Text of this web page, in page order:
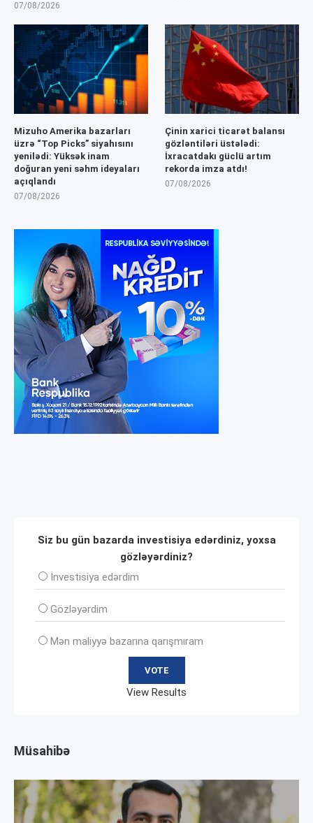
07/08/2026
Mizuho Amerika bazarları
üzrə “Top Picks” siyahısını
yenilədi: Yüksək inam
doğuran yeni səhm ideyaları
açıqlandı
07/08/2026
Çinin xarici ticarət balansı
gözləntiləri üstələdi:
İxracatdakı güclü artım
rekorda imza atdı!
07/08/2026
Siz bu gün bazarda investisiya edərdiniz, yoxsa
gözləyərdiniz?
İnvеstisiya edərdim
Gözləyərdim
Mən maliyyə bazarına qarışmıram
View Results
Müsahibə